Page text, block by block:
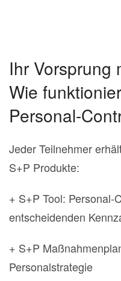
Ihr Vorsprung
Wie
Personal-
Jeder Teilnehmer
S+P Produkte:
+ S+P Tool: Personal-
entscheidenden
+ S+P
Personalstrategie